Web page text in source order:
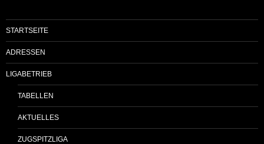
STARTSEITE
ADRESSEN
LIGABETRIEB
TABELLEN
AKTUELLES
ZUGSPITZLIGA